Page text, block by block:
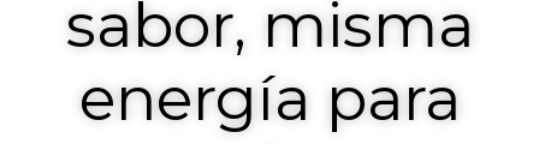
sabor, misma
energía para